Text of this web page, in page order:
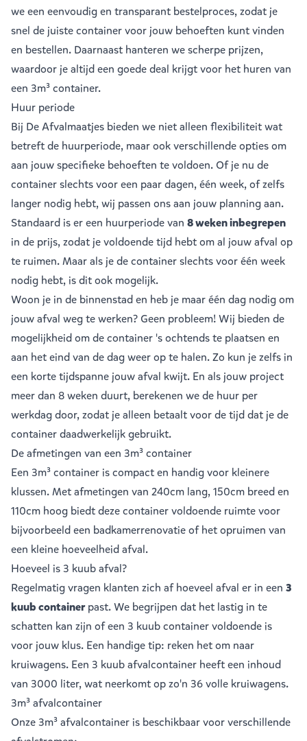
we een eenvoudig en transparant bestelproces, zodat je
snel de juiste container voor jouw behoeften kunt vinden
en bestellen. Daarnaast hanteren we scherpe prijzen,
waardoor je altijd een goede deal krijgt voor het huren van
een 3m³ container.
Huur periode
Bij De Afvalmaatjes bieden we niet alleen flexibiliteit wat
betreft de huurperiode, maar ook verschillende opties om
aan jouw specifieke behoeften te voldoen. Of je nu de
container slechts voor een paar dagen, één week, of zelfs
langer nodig hebt, wij passen ons aan jouw planning aan.
Standaard is er een huurperiode van 8 weken inbegrepen
in de prijs, zodat je voldoende tijd hebt om al jouw afval op
te ruimen. Maar als je de container slechts voor één week
nodig hebt, is dit ook mogelijk.
Woon je in de binnenstad en heb je maar één dag nodig om
jouw afval weg te werken? Geen probleem! Wij bieden de
mogelijkheid om de container 's ochtends te plaatsen en
aan het eind van de dag weer op te halen. Zo kun je zelfs in
een korte tijdspanne jouw afval kwijt. En als jouw project
meer dan 8 weken duurt, berekenen we de huur per
werkdag door, zodat je alleen betaalt voor de tijd dat je de
container daadwerkelijk gebruikt.
De afmetingen van een 3m³ container
Een 3m³ container is compact en handig voor kleinere
klussen. Met afmetingen van 240cm lang, 150cm breed en
110cm hoog biedt deze container voldoende ruimte voor
bijvoorbeeld een badkamerrenovatie of het opruimen van
een kleine hoeveelheid afval.
Hoeveel is 3 kuub afval?
Regelmatig vragen klanten zich af hoeveel afval er in een 3
kuub containerpast. We begrijpen dat het lastig in te
schatten kan zijn of een 3 kuub container voldoende is
voor jouw klus. Een handige tip: reken het om naar
kruiwagens. Een 3 kuub afvalcontainer heeft een inhoud
van 3000 liter, wat neerkomt op zo'n 36 volle kruiwagens.
3m³ afvalcontainer
Onze 3m³ afvalcontainer is beschikbaar voor verschillende